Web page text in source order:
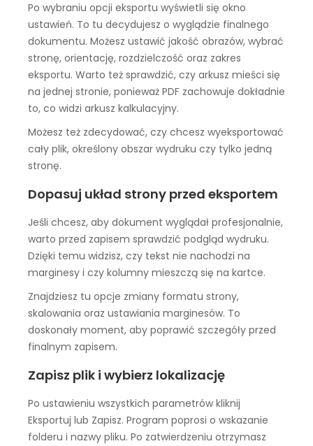
Po wybraniu opcji eksportu wyświetli się okno
ustawień. To tu decydujesz o wyglądzie finalnego
dokumentu. Możesz ustawić jakość obrazów, wybrać
stronę, orientację, rozdzielczość oraz zakres
eksportu. Warto też sprawdzić, czy arkusz mieści się
na jednej stronie, ponieważ PDF zachowuje dokładnie
to, co widzi arkusz kalkulacyjny.
Możesz też zdecydować, czy chcesz wyeksportować
cały plik, określony obszar wydruku czy tylko jedną
stronę.
Dopasuj układ strony przed eksportem
Jeśli chcesz, aby dokument wyglądał profesjonalnie,
warto przed zapisem sprawdzić podgląd wydruku.
Dzięki temu widzisz, czy tekst nie nachodzi na
marginesy i czy kolumny mieszczą się na kartce.
Znajdziesz tu opcje zmiany formatu strony,
skalowania oraz ustawiania marginesów. To
doskonały moment, aby poprawić szczegóły przed
finalnym zapisem.
Zapisz plik i wybierz lokalizację
Po ustawieniu wszystkich parametrów kliknij
Eksportuj lub Zapisz. Program poprosi o wskazanie
folderu i nazwy pliku. Po zatwierdzeniu otrzymasz